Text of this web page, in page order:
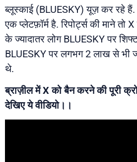
ब्लूस्काई (BLUESKY) यूज़ कर रहे
एक प्लेटफ़ॉर्म है. रिपोर्ट्स की माने
के ज्यादातर लोग BLUESKY पर
BLUESKY पर लगभग 2 लाख से भी
थे.
ब्राज़ील में X को बैन करने की पूरी
देखिए ये वीडियो।।